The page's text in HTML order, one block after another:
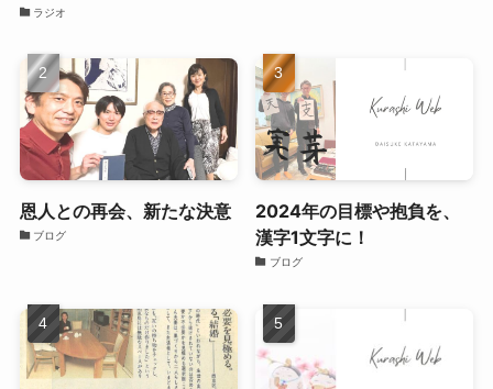
ラジオ
恩人との再会、新たな決意
ブログ
2024年の目標や抱負を、
漢字1文字に！
ブログ